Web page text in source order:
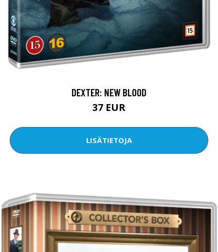
DEXTER: NEW BLOOD
37 EUR
LISÄTIETOJA